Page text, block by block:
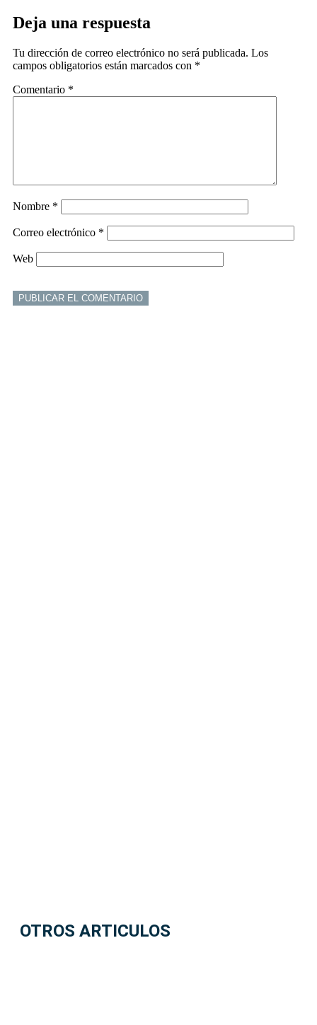
Deja una respuesta
Tu dirección de correo electrónico no será publicada. Los
campos obligatorios están marcados con *
Comentario *
Nombre *
Correo electrónico *
Web
OTROS ARTICULOS